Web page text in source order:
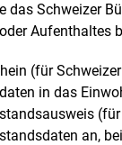
das Schweizer
Aufenthaltes
(für
in das
an,